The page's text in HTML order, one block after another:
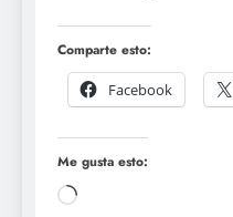
Comparte esto:
Facebook
Me gusta esto:
Cargando...